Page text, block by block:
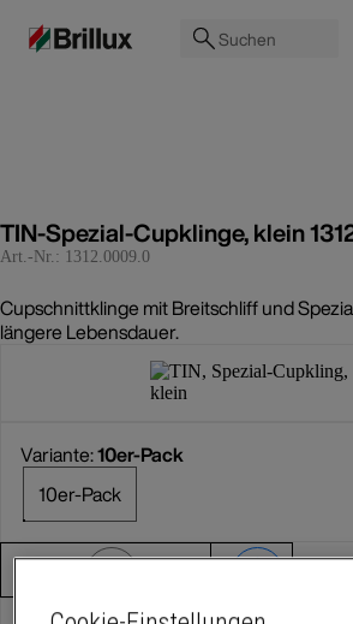
Suchen
TIN-Spezial-Cupklinge, klein
Art.-Nr.: 1312.0009.0
Cupschnittklinge mit Breitschliff und
längere Lebensdauer.
Variante:10er-Pack
10er-Pack
Verpackungseinheit Pack